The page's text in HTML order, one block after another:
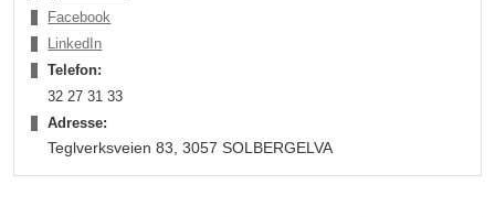
Facebook
LinkedIn
Telefon:
32 27 31 33
Adresse:
Teglverksveien 83, 3057 SOLBERGELVA